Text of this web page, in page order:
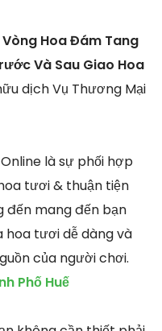
Vòng Hoa Đám Tang
Và Sau Giao Hoa
dịch Vụ Thương Mại
là sự phối hợp
tươi & thuận tiện
đến mang đến bạn
hoa tươi dễ dàng và
của người chơi.
Phố Huế